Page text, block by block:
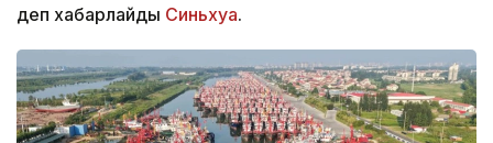
деп хабарлайды Синьхуа.